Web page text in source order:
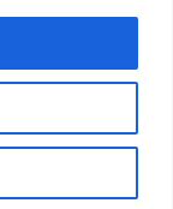
de
Souza